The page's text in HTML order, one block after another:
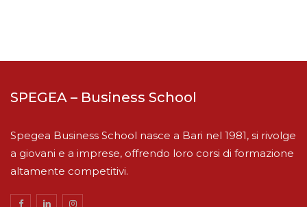
SPEGEA – Business School
Spegea Business School nasce a Bari nel 1981, si rivolge
a giovani e a imprese, offrendo loro corsi di formazione
altamente competitivi.